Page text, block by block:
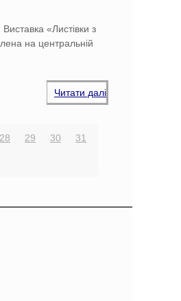
«Листівки з
на центральній
Читати далі
28 29 30 31